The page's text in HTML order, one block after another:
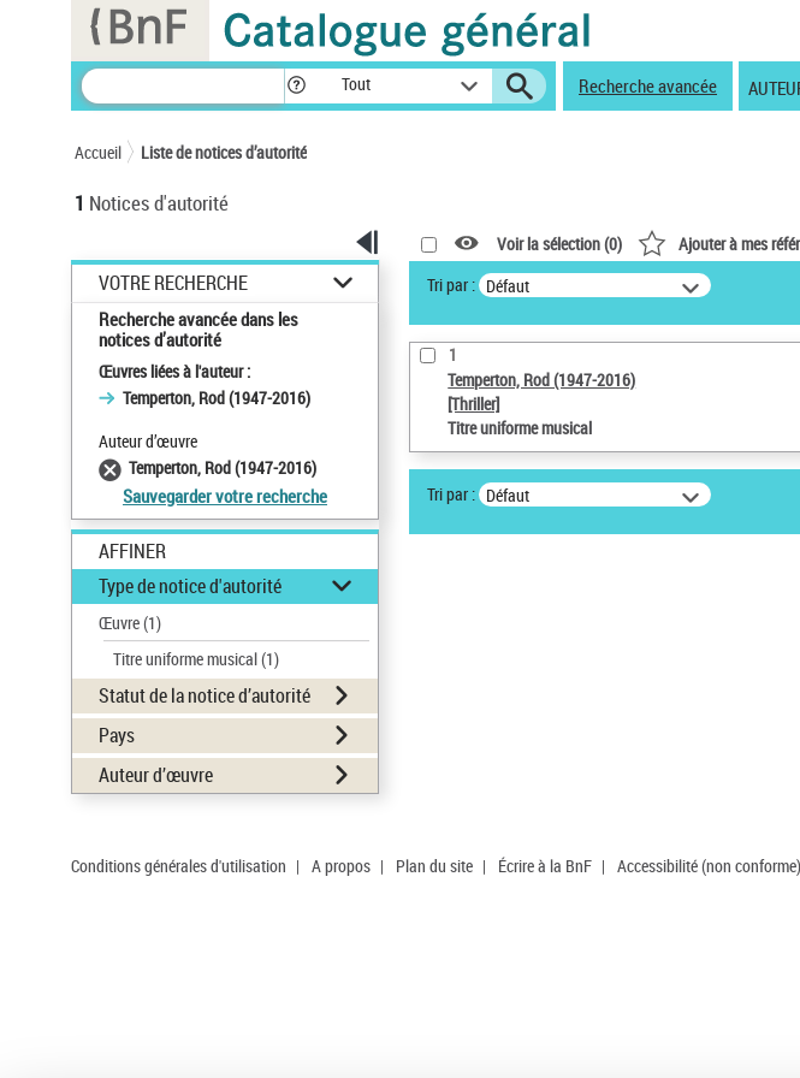
Tout Recherche avancée
Accueil Liste de notices d’autorité
1 Notices d'autorité
VOTRE RECHERCHE
Recherche avancée dans les
notices d’autorité
Œuvres liées à l'auteur :
Temperton, Rod (1947-2016)
Auteur d’œuvre
Temperton, Rod (1947-2016)
Sauvegarder votre recherche
AFFINER
Type de notice d'autorité
Œuvre(1)
Titre uniforme musical(1)
Statut de la notice d’autorité
Pays
Auteur d’œuvre
Voir la sélection (0) Ajouter à mes
Tri par : Défaut
1
Temperton, Rod (1947-2016)
[Thriller]
Titre uniforme musical
Tri par : Défaut
Conditions générales d'utilisation | A propos | Plan du site | Écrire à la BnF | Accessibilité (non conforme)
Panneau de gestion des cookies